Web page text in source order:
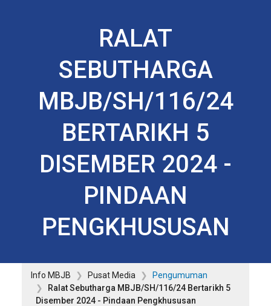
RALAT
SEBUTHARGA
MBJB/SH/116/24
BERTARIKH 5
DISEMBER 2024 -
PINDAAN
PENGKHUSUSAN
Info MBJB Pusat Media
Pengumuman
Ralat Sebutharga MBJB/SH/116/24 Bertarikh 5
Disember 2024 - Pindaan Pengkhususan